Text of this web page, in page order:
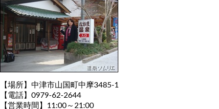
【場所】中津市山国町中摩3485-1
【電話】0979-62-2644
【営業時間】11:00～21:00